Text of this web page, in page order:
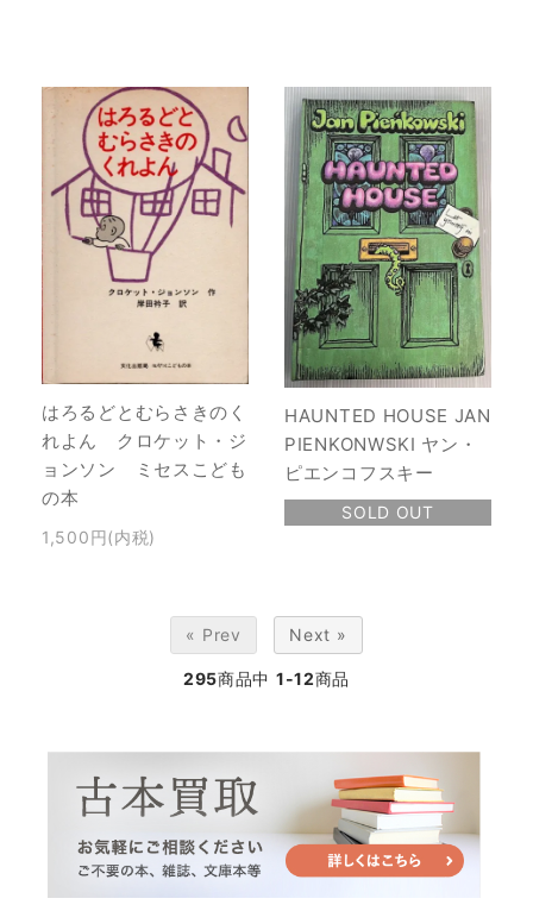
はろるどとむらさきのく
れよん クロケット・ジ
ョンソン ミセスこども
の本
1,500円(内税)
HAUNTED HOUSE JAN
PIENKONWSKI ヤン・
ピエンコフスキー
SOLD OUT
« Prev Next »
295商品中 1-12商品